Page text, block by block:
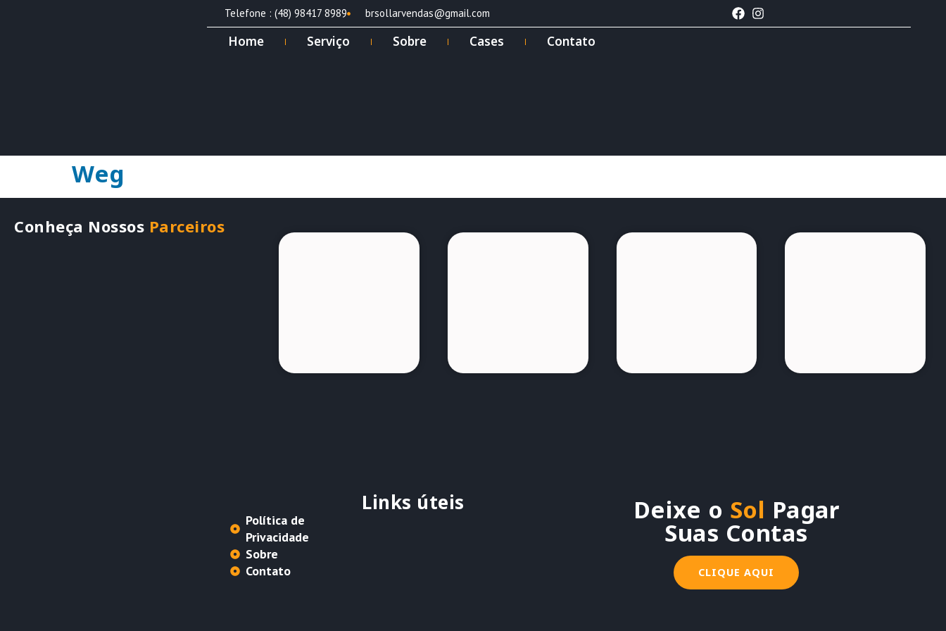
Telefone : (48) 98417 8989 brsollarvendas@gmail.com
Home Serviço Sobre Cases Contato
Weg
Conheça Nossos Parceiros
Links úteis
Política de
Privacidade
Sobre
Contato
Deixe o Sol Pagar
Suas Contas
CLIQUE AQUI